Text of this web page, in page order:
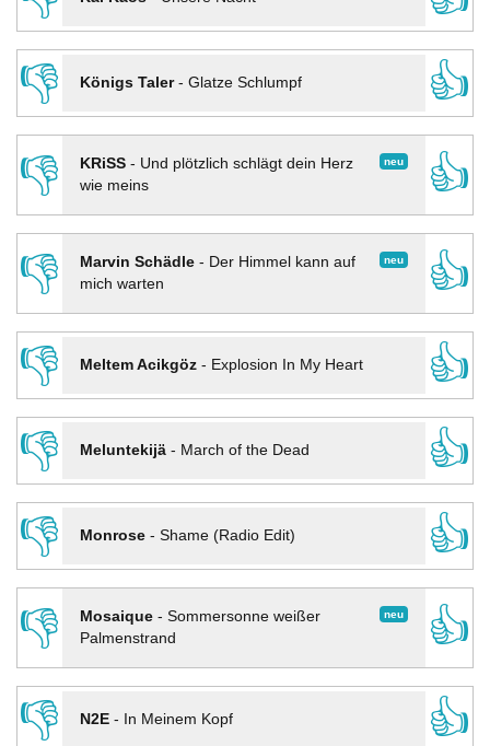
👎
Königs Taler- Glatze Schlumpf
👍
👎
neu
KRiSS- Und plötzlich schlägt dein Herz
wie meins
👍
👎 neu
Marvin Schädle- Der Himmel kann auf
mich warten
👍
👎
Meltem Acikgöz- Explosion In My Heart
👍
👎
Meluntekijä- March of the Dead
👍
👎
Monrose- Shame (Radio Edit)
👍
👎
neu
Mosaique- Sommersonne weißer
Palmenstrand
👍
👎
N2E- In Meinem Kopf
👍